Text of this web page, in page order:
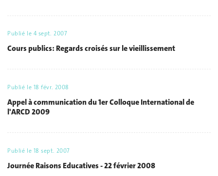
Publié le 4 sept. 2007
Cours publics: Regards croisés sur le vieillissement
Publié le 18 févr. 2008
Appel à communication du 1er Colloque International de
l'ARCD 2009
Publié le 18 sept. 2007
Journée Raisons Educatives - 22 février 2008